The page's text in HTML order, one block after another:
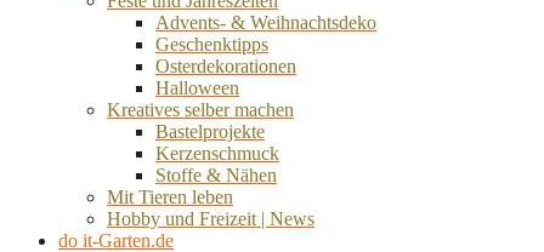
Advents- & Weihnachtsdeko
Geschenktipps
Osterdekorationen
Halloween
Kreatives selber machen
Bastelprojekte
Kerzenschmuck
Stoffe & Nähen
Mit Tieren leben
Hobby und Freizeit | News
do it-Garten.de